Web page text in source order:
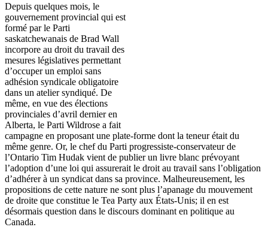
Depuis quelques mois, le
gouvernement provincial qui est
formé par le Parti
saskatchewanais de Brad Wall
incorpore au droit du travail des
mesures législatives permettant
d’occuperun emploi sans
adhésion syndicale obligatoire
dans un ateliersyndiqué. De
même, en vue des élections
provinciales d’avril dernier en
Alberta, le Parti Wildrose a fait
campagne en proposant une plate-forme dont la teneur était du
même genre. Or, le chef du Parti progressiste-conservateurde
l’Ontario Tim Hudak vient de publierun livre blanc prévoyant
l’adoption d’une loi qui assurerait le droit au travail sans l’obligation
d’adhérer à un syndicat dans sa province. Malheureusement, les
propositions de cette nature ne sont plus l’apanage du mouvement
de droite que constitue le Tea Party aux États-Unis; il en est
désormais question dans le discours dominant en politique au
Canada.